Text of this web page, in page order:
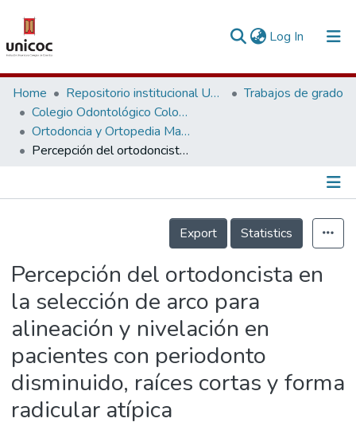
Log In (current)
Communities & Collections
Research Outputs
Fundings & Projects
Home Repositorio institucional Unicoc, RI-unicoc
Trabajos de grado
Colegio Odontológico Colombiano
Ortodoncia y Ortopedia Maxilar
Percepción del ortodoncista en la selección de arco para alineación y nivelación en pacientes con periodonto disminuido, raíces cortas y forma radicular atípica
Información de la Publicación
Export
Statistics
Percepción del ortodoncista en
la selección de arco para
alineación y nivelación en
pacientes con periodonto
disminuido, raíces cortas y forma
radicular atípica